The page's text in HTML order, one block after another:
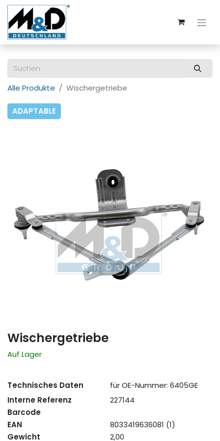
Alle Produkte Wischergetriebe
ADAPTABLE
Wischergetriebe
Auf Lager
Technisches Daten
für OE-Nummer: 6405GE
Interne Referenz
227144
Barcode
EAN
8033419636081 (1)
Gewicht
2,00